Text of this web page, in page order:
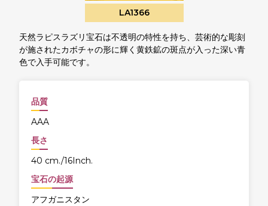
LA1366
天然ラピスラズリ宝石は不透明の特性を持ち、芸術的な彫刻
が施されたカボチャの形に輝く黄鉄鉱の斑点が入った深い青
色で入手可能です。
品質
AAA
長さ
40 cm./16Inch.
宝石の起源
アフガニスタン